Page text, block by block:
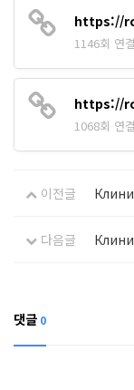
https://
1146회 연결
https://
1068회 연결
이전글
다음글
댓글 0